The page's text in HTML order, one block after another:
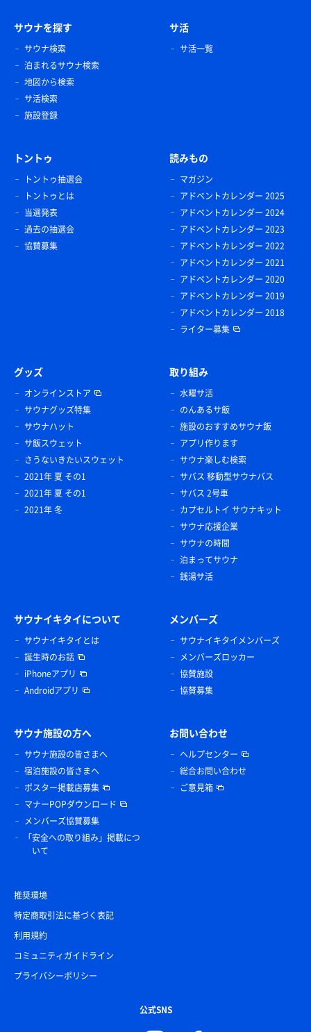
サウナを探す
サウナ検索
泊まれるサウナ検索
地図から検索
サ活検索
施設登録
サ活
サ活一覧
トントゥ
トントゥ抽選会
トントゥとは
当選発表
過去の抽選会
協賛募集
読みもの
マガジン
アドベントカレンダー 2025
アドベントカレンダー 2024
アドベントカレンダー 2023
アドベントカレンダー 2022
アドベントカレンダー 2021
アドベントカレンダー 2020
アドベントカレンダー 2019
アドベントカレンダー 2018
ライター募集
グッズ
オンラインストア
サウナグッズ特集
サウナハット
サ飯スウェット
さうないきたいスウェット
2021年 夏 その1
2021年 夏 その1
2021年 冬
取り組み
水曜サ活
のんあるサ飯
施設のおすすめサウナ飯
アプリ作ります
サウナ楽しむ検索
サバス 移動型サウナバス
サバス 2号車
カプセルトイ サウナキット
サウナ応援企業
サウナの時間
泊まってサウナ
銭湯サ活
サウナイキタイについて
サウナイキタイとは
誕生時のお話
iPhoneアプリ
Androidアプリ
メンバーズ
サウナイキタイメンバーズ
メンバーズロッカー
協賛施設
協賛募集
サウナ施設の方へ
サウナ施設の皆さまへ
宿泊施設の皆さまへ
ポスター掲載店募集
マナーPOPダウンロード
メンバーズ協賛募集
「安全への取り組み」掲載につ
いて
お問い合わせ
ヘルプセンター
総合お問い合わせ
ご意見箱
推奨環境
特定商取引法に基づく表記
利用規約
コミュニティガイドライン
プライバシーポリシー
公式SNS